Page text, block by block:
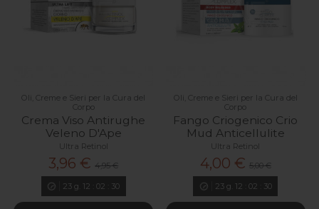
Oli, Creme e Sieri per la Cura del
Corpo
Crema Viso Antirughe
Veleno D'Ape
Ultra Retinol
3,96 € 4,95 €
23g. 12 02 29
Oli, Creme e Sieri per la Cura del
Corpo
Fango Criogenico Crio
Mud Anticellulite
Ultra Retinol
4,00 € 5,00 €
23g. 12 02 29